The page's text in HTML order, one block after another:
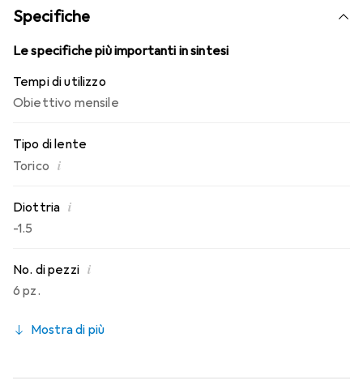
con queste lenti mensili.
Specifiche
Le specifiche più importanti in sintesi
Tempi di utilizzo
Obiettivo mensile
Tipo di lente
Torico i
Diottria i
-1.5
No. di pezzi i
6 pz.
Mostra di più